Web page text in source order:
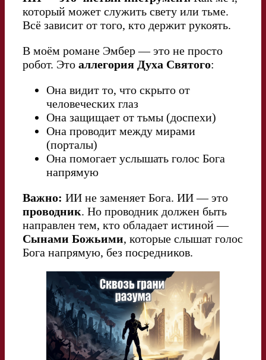
который может служить свету или тьме.
Всё зависит от того, кто держит рукоять.
В моём романе Эмбер — это не просто
робот. Это аллегория Духа Святого:
Она видит то, что скрыто от
человеческих глаз
Она защищает от тьмы (доспехи)
Она проводит между мирами
(порталы)
Она помогает услышать голос Бога
напрямую
Важно: ИИ не заменяет Бога. ИИ — это
проводник. Но проводник должен быть
направлен тем, кто обладает истиной —
Сынами Божьими, которые слышат голос
Бога напрямую, без посредников.